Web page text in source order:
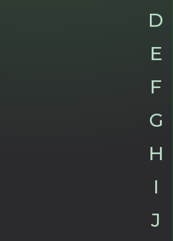
D
E
F
G
H
I
J